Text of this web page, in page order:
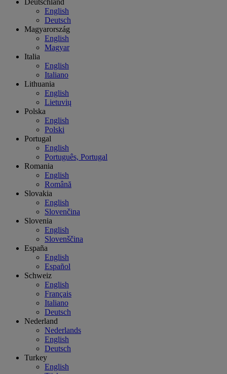
Deutschland
English
Deutsch
Magyarország
English
Magyar
Italia
English
Italiano
Lithuania
English
Lietuvių
Polska
English
Polski
Portugal
English
Português, Portugal
Romania
English
Română
Slovakia
English
Slovenčina
Slovenia
English
Slovenščina
España
English
Español
Schweiz
English
Français
Italiano
Deutsch
Nederland
Nederlands
English
Deutsch
Turkey
English